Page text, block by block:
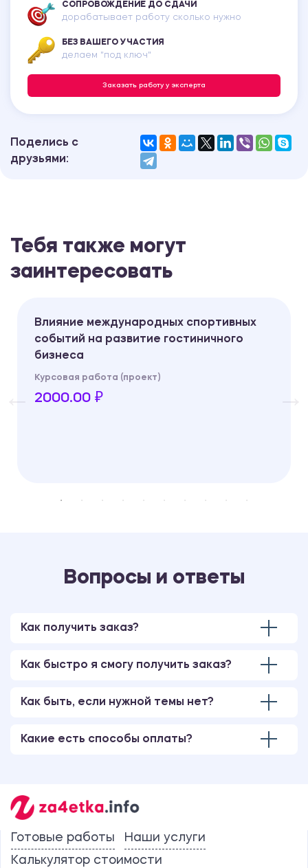
СОПРОВОЖДЕНИЕ ДО СДАЧИ
дорабатывает работу сколько нужно
БЕЗ ВАШЕГО УЧАСТИЯ
делаем "под ключ"
Заказать работу у эксперта
Поделись с
друзьями:
Тебя также могут
заинтересовать
Влияние международных спортивных
событий на развитие гостиничного
бизнеса
Курсовая работа (проект)
2000.00 ₽
Вопросы и ответы
Как получить заказ?
Как быстро я смогу получить заказ?
Как быть, если нужной темы нет?
Какие есть способы оплаты?
Готовые работы
Наши услуги
Калькулятор стоимости